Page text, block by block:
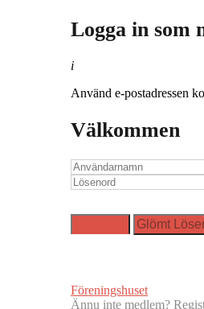
Logga in som
i
Använd e-postadressen
Välkommen
Föreningshuset
Ännu inte medlem?